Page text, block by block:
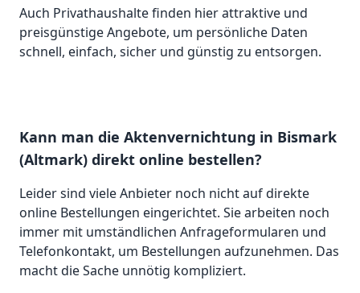
Auch Privathaushalte finden hier attraktive und
preisgünstige Angebote, um persönliche Daten
schnell, einfach, sicher und günstig zu entsorgen.
Kann man die Aktenvernichtung in Bismark
(Altmark) direkt online bestellen?
Leider sind viele Anbieter noch nicht auf direkte
online Bestellungen eingerichtet. Sie arbeiten noch
immer mit umständlichen Anfrageformularen und
Telefonkontakt, um Bestellungen aufzunehmen. Das
macht die Sache unnötig kompliziert.